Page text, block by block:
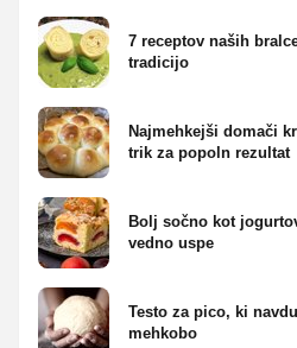
7 receptov naših
tradicijo
Najmehkejši domači
trik za popoln rezultat
Bolj sočno kot
vedno uspe
Testo za pico, ki
mehkobo